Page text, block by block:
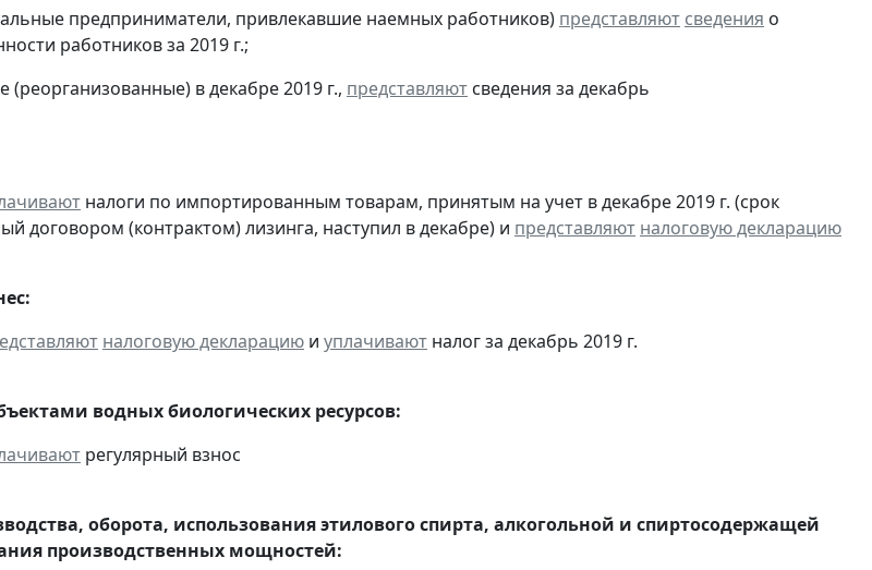
предприниматели, привлекавшие наемных работников) представляют сведения о
работников за 2019 г.;
(реорганизованные) в декабре 2019 г., представляют сведения за декабрь
налоги по импортированным товарам, принятым на учет в декабре 2019 г. (срок
договором (контрактом) лизинга, наступил в декабре) и представляют налоговую декларацию
налоговую декларацию и уплачивают налог за декабрь 2019 г.
водных биологических ресурсов:
регулярный взнос
оборота, использования этилового спирта, алкогольной и спиртосодержащей
производственных мощностей: